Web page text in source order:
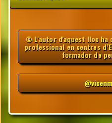
© L'autor d'aquest lloc ha
professional en centres
formador de